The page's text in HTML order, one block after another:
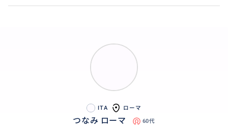
ITA ローマ
つなみ ローマ 60代